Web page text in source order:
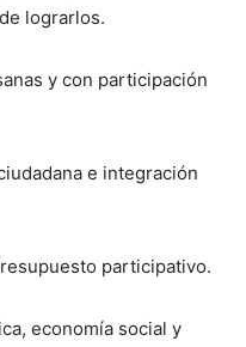
lograrlos.
y con participación
e integración
participativo.
economía social y